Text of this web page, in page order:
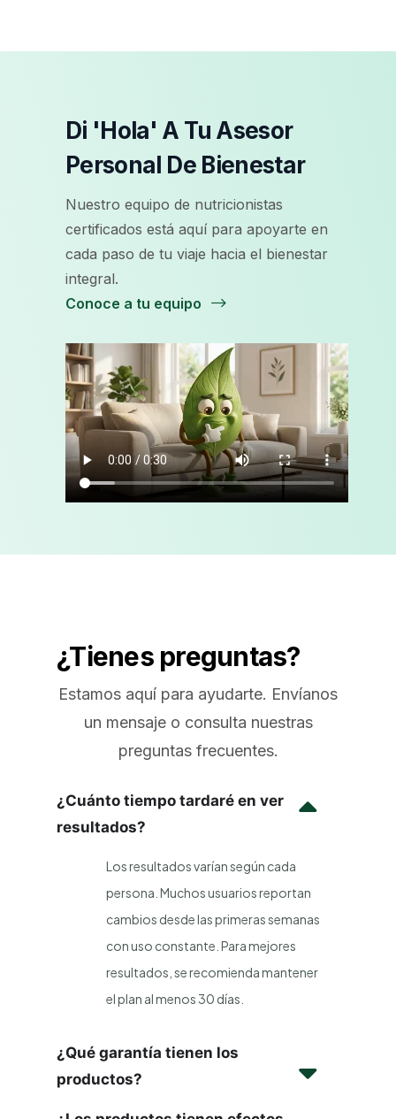
Di 'Hola' A Tu Asesor
Personal De Bienestar
Nuestro equipo de nutricionistas
certificados está aquí para apoyarte en
cada paso de tu viaje hacia el bienestar
integral.
Conoce a tu equipo
¿Tienes preguntas?
Estamos aquí para ayudarte. Envíanos
un mensaje o consulta nuestras
preguntas frecuentes.
¿Cuánto tiempo tardaré en ver
resultados?
Los resultados varían según cada
persona. Muchos usuarios reportan
cambios desde las primeras semanas
con uso constante. Para mejores
resultados, se recomienda mantener
el plan al menos 30 días.
¿Qué garantía tienen los
productos?